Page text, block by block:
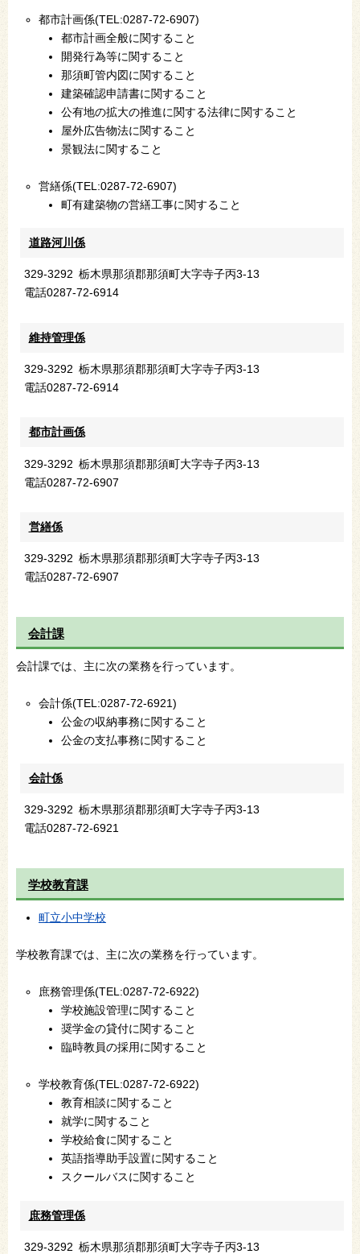
都市計画係(TEL:0287-72-6907)
都市計画全般に関すること
開発行為等に関すること
那須町管内図に関すること
建築確認申請書に関すること
公有地の拡大の推進に関する法律に関すること
屋外広告物法に関すること
景観法に関すること
営繕係(TEL:0287-72-6907)
町有建築物の営繕工事に関すること
道路河川係
329-3292 栃木県那須郡那須町大字寺子丙3-13
電話0287-72-6914
維持管理係
329-3292 栃木県那須郡那須町大字寺子丙3-13
電話0287-72-6914
都市計画係
329-3292 栃木県那須郡那須町大字寺子丙3-13
電話0287-72-6907
営繕係
329-3292 栃木県那須郡那須町大字寺子丙3-13
電話0287-72-6907
会計課
会計課では、主に次の業務を行っています。
会計係(TEL:0287-72-6921)
公金の収納事務に関すること
公金の支払事務に関すること
会計係
329-3292 栃木県那須郡那須町大字寺子丙3-13
電話0287-72-6921
学校教育課
町立小中学校
学校教育課では、主に次の業務を行っています。
庶務管理係(TEL:0287-72-6922)
学校施設管理に関すること
奨学金の貸付に関すること
臨時教員の採用に関すること
学校教育係(TEL:0287-72-6922)
教育相談に関すること
就学に関すること
学校給食に関すること
英語指導助手設置に関すること
スクールバスに関すること
庶務管理係
329-3292 栃木県那須郡那須町大字寺子丙3-13